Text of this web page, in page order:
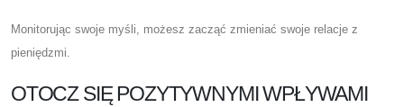
Monitorując swoje myśli, możesz zacząć zmieniać swoje relacje z
pieniędzmi.
OTOCZ SIĘ POZYTYWNYMI WPŁYWAMI